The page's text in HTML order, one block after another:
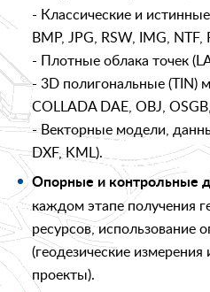
- Классические и
BMP, JPG, RSW, IMG, NTF,
- Плотные облака точек
- 3D полигональные (TIN)
COLLADA DAE, OBJ,
- Векторные модели,
DXF, KML).
Опорные и контрольные
каждом этапе получения
ресурсов, использование
(геодезические
проекты).